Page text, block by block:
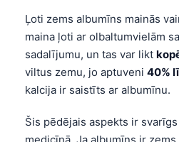
Ļoti zems albumīns mainās
maina ļoti ar olbaltumvielām
sadalījumu, un tas var likt
viltus zemu, jo aptuveni 40%
kalcija ir saistīts ar albumīnu.
Šis pēdējais aspekts ir